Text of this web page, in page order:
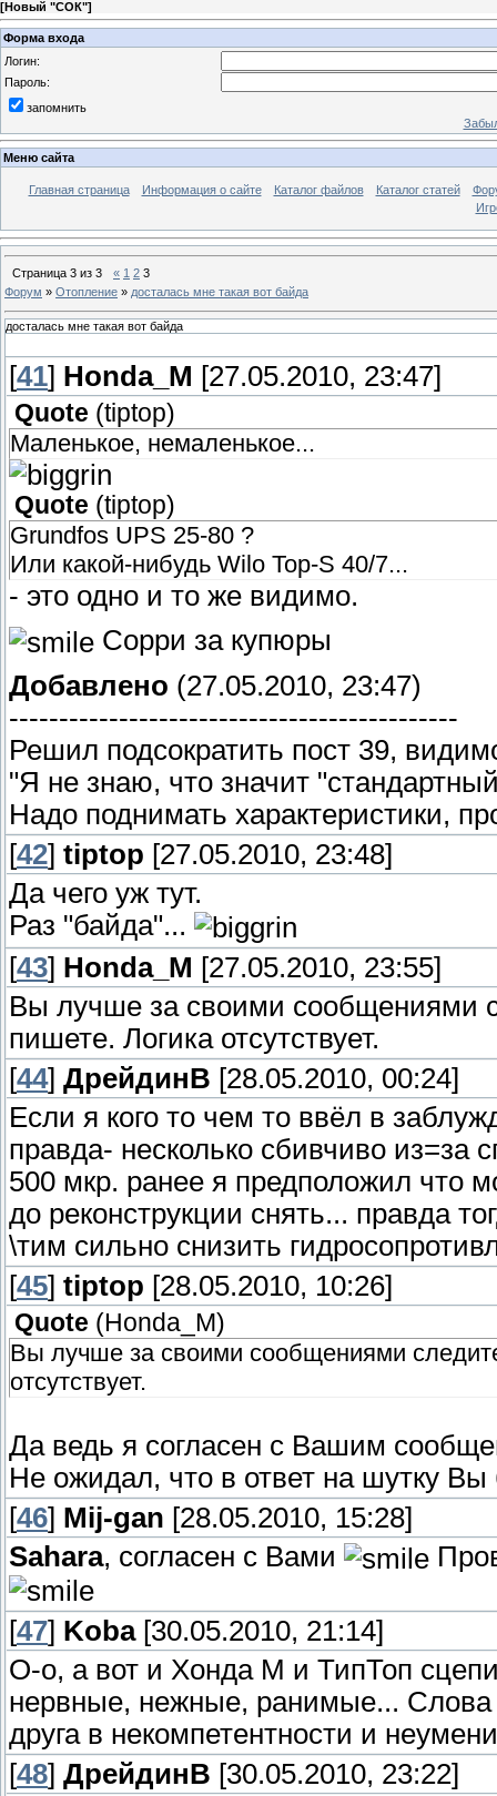
[Новый "СОК"]
Форма входа
Логин:
Пароль:
запомнить
Меню сайта
Главная страница Информация о сайте Каталог файлов Каталог статей
Страница 3 из 3 « 1 2 3
Форум » Отопление » досталась мне такая вот байда
досталась мне такая вот байда
[41] Honda_M [27.05.2010, 23:47]
Quote (tiptop)
Маленькое, немаленькое...
Quote (tiptop)
Grundfos UPS 25-80 ?
Или какой-нибудь Wilo Top-S 40/7...
- это одно и то же видимо.
Сорри за купюры
Добавлено (27.05.2010, 23:47)
---------------------------------------------
Решил подсократить пост 39,
"Я не знаю, что значит
Надо поднимать характеристики,
[42] tiptop [27.05.2010, 23:48]
Да чего уж тут.
Раз "байда"...
[43] Honda_M [27.05.2010, 23:55]
Вы лучше за своими сообщениями
пишете. Логика отсутствует.
[44] ДрейдинВ [28.05.2010, 00:24]
Если я кого то чем то ввёл в
правда- несколько сбивчиво из=за
500 мкр. ранее я предположил что
до реконструкции снять... правда
\тим сильно снизить
[45] tiptop [28.05.2010, 10:26]
Quote ( Honda_M)
Вы лучше за своими сообщениями
отсутствует.
Да ведь я согласен с Вашим
Не ожидал, что в ответ на шутку Вы
[46] Mij-gan [28.05.2010, 15:28]
Sahara, согласен с Вами
[47] Koba[30.05.2010, 21:14]
О-о, а вот и Хонда М и ТипТоп
нервные, нежные, ранимые... Слова
друга в некомпетентности и
[48] ДрейдинВ [30.05.2010, 23:22]